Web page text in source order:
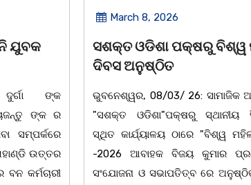
ମହିଳା
ଅନୁଷ୍ଠାନ
ସିଆରପି
ମହିଳା ଦିବସ
ପ୍ରଧାନଙ୍କ
ହୋଇ
March 8, 2026
ଆନ୍ତର୍ଜାତୀୟ ମହିଳା ଦିବସ
ଉପଲକ୍ଷେ ନାଟକ ‘ଖାଣ୍ଟି ସୁନା’
ଚିଲିକା: ଆନ୍ତର୍ଜାତୀୟ ମହିଳା
ଅବସରରେ ବାଲୁଗାଁସ୍ଥିତ ମା'
ନିକେତନ ର ଓଡ଼ିଆ ଅସ୍ମିତା ଉପରେ
ନାଟକ "ଖାଣ୍ଟି ସୁନା" ଗୈ।ରୀ
ପ୍ରତିଷ୍ଠାନ, ଖୋର୍ଦ୍ଧା ଆନୁକୁଲ୍ୟରେ